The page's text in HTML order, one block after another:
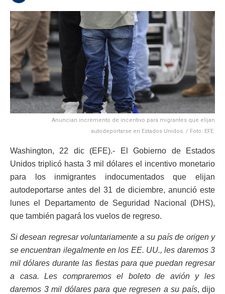
Anuncian incremento de incentivo para migrantes que elijan
autodeportarse en Estados Unidos. / Foto: EFE.
Washington, 22 dic (EFE).- El Gobierno de Estados
Unidos triplicó hasta 3 mil dólares el incentivo monetario
para los inmigrantes indocumentados que elijan
autodeportarse antes del 31 de diciembre, anunció este
lunes el Departamento de Seguridad Nacional (DHS),
que también pagará los vuelos de regreso.
Si desean regresar voluntariamente a su país de origen y
se encuentran ilegalmente en los EE. UU., les daremos 3
mil dólares durante las fiestas para que puedan regresar
a casa. Les compraremos el boleto de avión y les
daremos 3 mil dólares para que regresen a su país, dijo